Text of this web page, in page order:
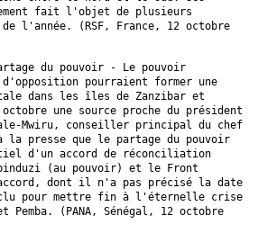
fait l'objet de plusieurs
l'année. (RSF, France, 12 octobre
du pouvoir - Le pouvoir
d'opposition pourraient former une
dans les îles de Zanzibar et
une source proche du président
Mwiru, conseiller principal du chef
la presse que le partage du pouvoir
d'un accord de réconciliation
(au pouvoir) et le Front
dont il n'a pas précisé la date
pour mettre fin à l'éternelle crise
Pemba. (PANA, Sénégal, 12 octobre